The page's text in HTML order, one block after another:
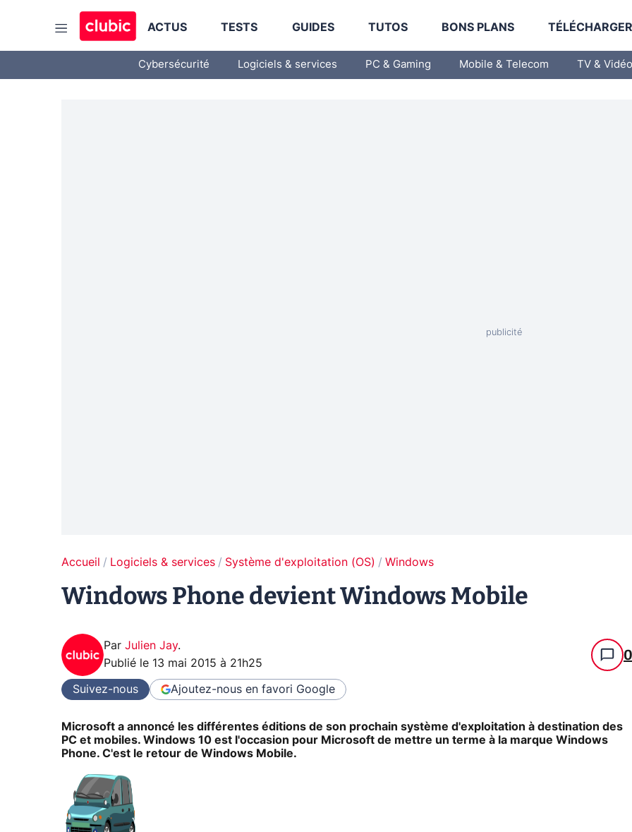
ACTUS TESTS GUIDES TUTOS BONS PLANS
Cybersécurité Logiciels & services PC & Gaming Mobile & Telecom TV & Vidéo
Accueil Logiciels & services Système d'exploitation (OS) Windows
Windows Phone devient Windows Mobile
Par Julien Jay.
Publié le 13 mai 2015 à 21h25 0
Suivez-nous Ajoutez-nous en favori Google
Microsoft a annoncé les différentes éditions de son prochain système d'exploitation à destination des
PC et mobiles. Windows 10 est l'occasion pour Microsoft de mettre un terme à la marque Windows
Phone. C'est le retour de Windows Mobile.